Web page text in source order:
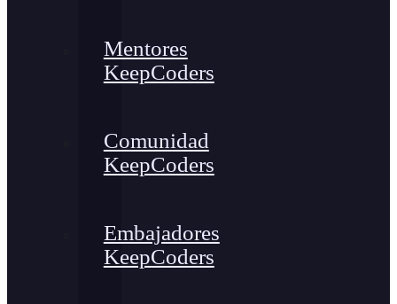
Mentores
KeepCoders
Comunidad
KeepCoders
Embajadores
KeepCoders